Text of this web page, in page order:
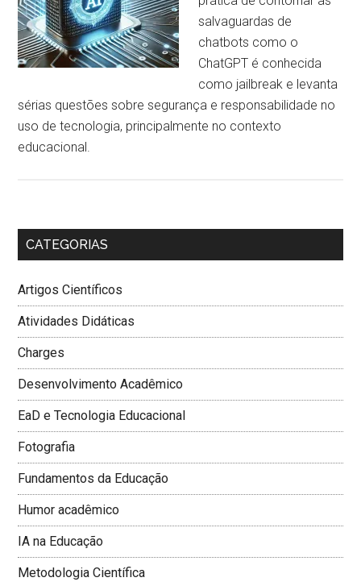
salvaguardas de
chatbots como o
ChatGPT é conhecida
como jailbreak e levanta
sérias questões sobre segurança e responsabilidade no
uso de tecnologia, principalmente no contexto
educacional.
CATEGORIAS
Artigos Científicos
Atividades Didáticas
Charges
Desenvolvimento Acadêmico
EaD e Tecnologia Educacional
Fotografia
Fundamentos da Educação
Humor acadêmico
IA na Educação
Metodologia Cientí­fica